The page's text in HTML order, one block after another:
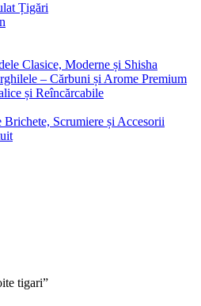
Țigări
Clasice, Moderne și Shisha
– Cărbuni și Arome Premium
și Reîncărcabile
Scrumiere și Accesorii
tigari”